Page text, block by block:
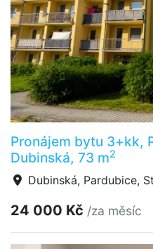
Pronájem bytu 3+kk,
Dubinská, 73 m2
Dubinská, Pardubice,
24 000 Kč /za měsíc